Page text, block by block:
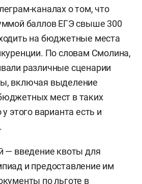
каналах о том, что
баллов ЕГЭ свыше 300
на бюджетные места
По словам Смолина,
различные сценарии
включая выделение
мест в таких
этого варианта есть и
— введение квоты для
и предоставление им
по льготе в